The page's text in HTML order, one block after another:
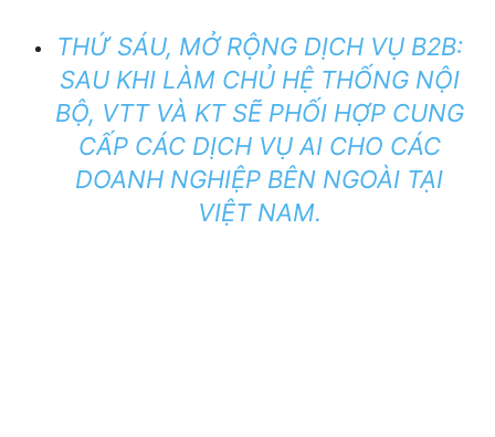
THỨ SÁU, MỞ RỘNG DỊCH VỤ B2B:
SAU KHI LÀM CHỦ HỆ THỐNG NỘI
BỘ, VTT VÀ KT SẼ PHỐI HỢP CUNG
CẤP CÁC DỊCH VỤ AI CHO CÁC
DOANH NGHIỆP BÊN NGOÀI TẠI
VIỆT NAM.